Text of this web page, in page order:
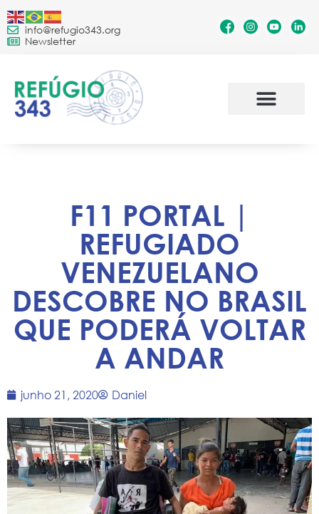
info@refugio343.org
Newsletter
F11 PORTAL |
REFUGIADO
VENEZUELANO
DESCOBRE NO BRASIL
QUE PODERÁ VOLTAR
A ANDAR
junho 21, 2020 Daniel